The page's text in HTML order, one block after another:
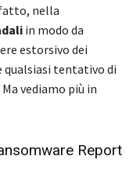
nella
in modo da
estorsivo dei
qualsiasi tentativo di
vediamo più in
Report